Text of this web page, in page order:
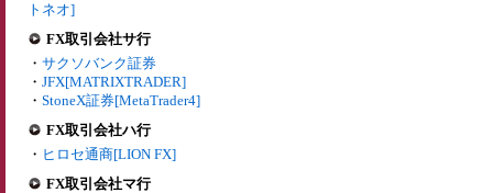
トネオ]
FX取引会社サ行
・ サクソバンク証券
・ JFX[MATRIXTRADER]
・ StoneX証券[MetaTrader4]
FX取引会社ハ行
・ ヒロセ通商[LION FX]
FX取引会社マ行